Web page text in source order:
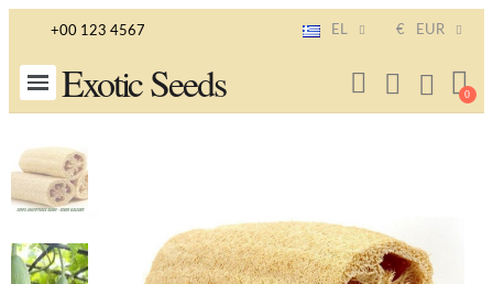
+00 123 4567 EL € EUR
Exotic Seeds